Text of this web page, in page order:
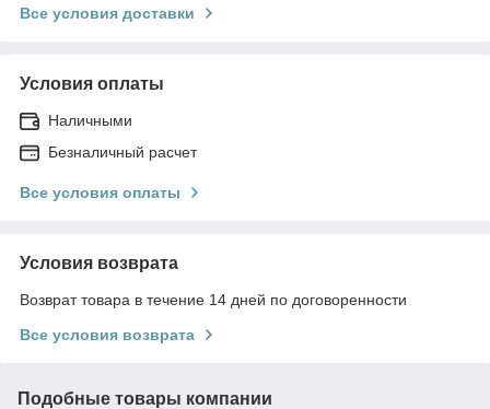
Все условия доставки
Условия оплаты
Наличными
Безналичный расчет
Все условия оплаты
Условия возврата
Возврат товара в течение 14 дней по договоренности
Все условия возврата
Подобные товары компании